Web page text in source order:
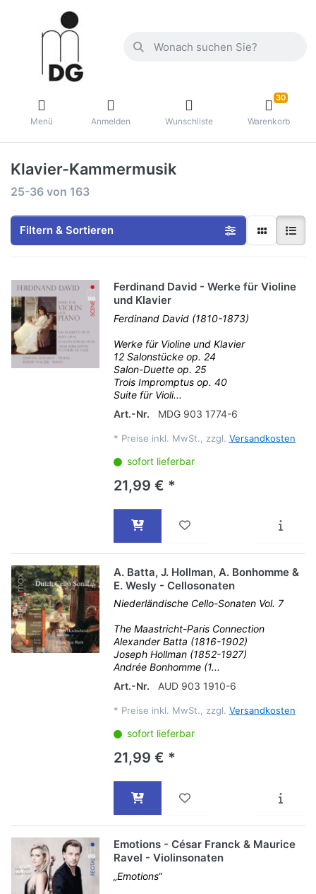
Menü Anmelden Wunschliste
30
Warenkorb
Klavier-Kammermusik
25-36 von 163
Filtern & Sortieren
Ferdinand David - Werke für Violine
und Klavier
Ferdinand David (1810-1873)
Werke für Violine und Klavier
12 Salonstücke op. 24
Salon-Duette op. 25
Trois Impromptus op. 40
Suite für Violi...
Art.-Nr.
MDG 903 1774-6
* Preise inkl. MwSt., zzgl. Versandkosten
sofort lieferbar
21,99 € *
A. Batta, J. Hollman, A. Bonhomme &
E. Wesly - Cellosonaten
Niederländische Cello-Sonaten Vol. 7
The Maastricht-Paris Connection
Alexander Batta (1816-1902)
Joseph Hollman (1852-1927)
Andrée Bonhomme (1...
Art.-Nr.
AUD 903 1910-6
* Preise inkl. MwSt., zzgl. Versandkosten
sofort lieferbar
21,99 € *
Emotions - César Franck & Maurice
Ravel - Violinsonaten
„Emotions“